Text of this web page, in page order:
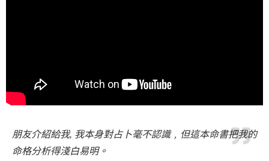
朋友介紹給我, 我本身對占卜毫不認識﹐但這本命書把我的
命格分析得淺白易明。